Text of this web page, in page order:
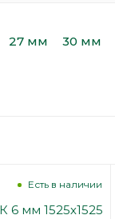
27 мм 30 мм
Есть в наличии